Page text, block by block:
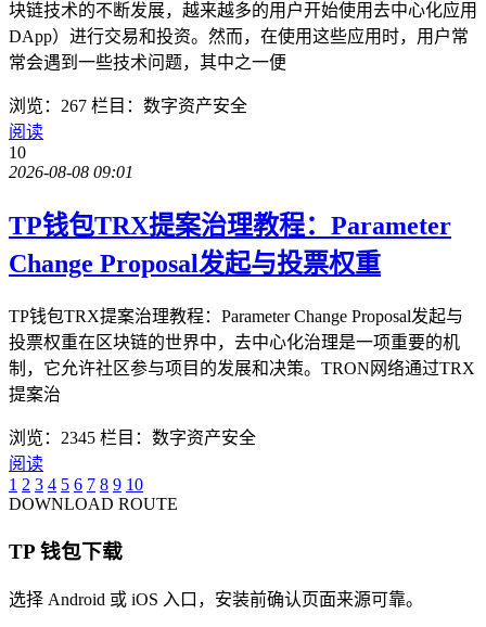
块链技术的不断发展，越来越多的用户开始使用去中心化应用
DApp）进行交易和投资。然而，在使用这些应用时，用户常
常会遇到一些技术问题，其中之一便
浏览：267 栏目：数字资产安全
阅读
10
2026-08-08 09:01
TP钱包TRX提案治理教程：Parameter
Change Proposal发起与投票权重
TP钱包TRX提案治理教程：Parameter Change Proposal发起与
投票权重在区块链的世界中，去中心化治理是一项重要的机
制，它允许社区参与项目的发展和决策。TRON网络通过TRX
提案治
浏览：2345 栏目：数字资产安全
阅读
1 2 3 4 5 6 7 8 9 10
DOWNLOAD ROUTE
TP 钱包下载
选择 Android 或 iOS 入口，安装前确认页面来源可靠。